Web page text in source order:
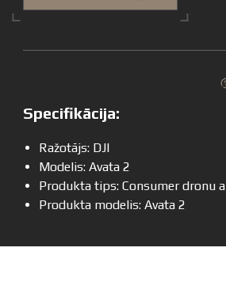
Specifikācija:
Ražotājs: DJI
Modelis: Avata 2
Produkta tips: Consumer dronu
Produkta modelis: Avata 2